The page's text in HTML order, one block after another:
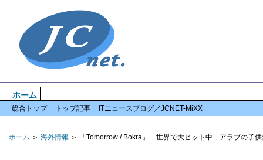
ホーム
総合トップ トップ記事 ITニュースブログ／JCNET-MiXX
ホーム ＞ 海外情報 ＞ 「Tomorrow / Bokra」 世界で大ヒット中 アラブの子供